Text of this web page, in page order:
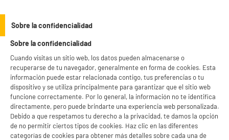
Sobre la confidencialidad
Sobre la confidencialidad
Cuando visitas un sitio web, los datos pueden almacenarse o
recuperarse de tu navegador, generalmente en forma de cookies. Esta
información puede estar relacionada contigo, tus preferencias o tu
dispositivo y se utiliza principalmente para garantizar que el sitio web
funcione correctamente. Por lo general, la información no te identifica
directamente, pero puede brindarte una experiencia web personalizada.
Debido a que respetamos tu derecho a la privacidad, te damos la opción
de no permitir ciertos tipos de cookies. Haz clic en las diferentes
categorías de cookies para obtener más detalles sobre cada una de